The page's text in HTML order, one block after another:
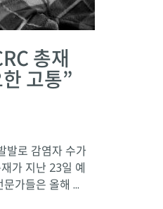
총재
고통”
발로 감염자 수가
가 지난 23일 예
가들은 올해 ...